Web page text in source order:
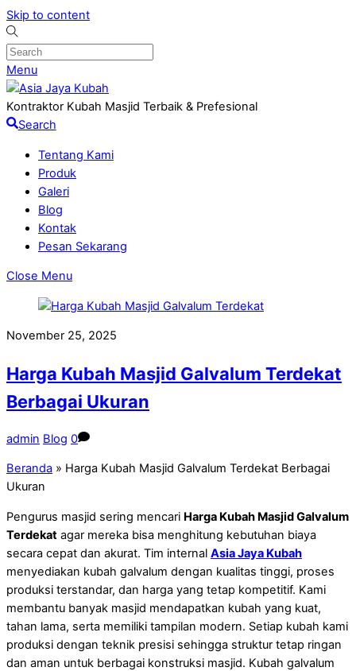
Skip to content
Menu
Kontraktor Kubah Masjid Terbaik & Prefesional
Search
Tentang Kami
Produk
Galeri
Blog
Kontak
Pesan Sekarang
Close Menu
November 25, 2025
Harga Kubah Masjid Galvalum Terdekat
Berbagai Ukuran
admin Blog 0
Beranda » Harga Kubah Masjid Galvalum Terdekat Berbagai
Ukuran
Pengurus masjid sering mencari Harga Kubah Masjid Galvalum
Terdekat agar mereka bisa menghitung kebutuhan biaya
secara cepat dan akurat. Tim internal Asia Jaya Kubah
menyediakan kubah galvalum dengan kualitas tinggi, proses
produksi terstandar, dan harga yang tetap kompetitif. Kami
membantu banyak masjid mendapatkan kubah yang kuat,
tahan lama, serta memiliki tampilan modern. Setiap kubah kami
produksi dengan teknik presisi sehingga struktur tetap ringan
dan aman untuk berbagai konstruksi masjid. Kubah galvalum